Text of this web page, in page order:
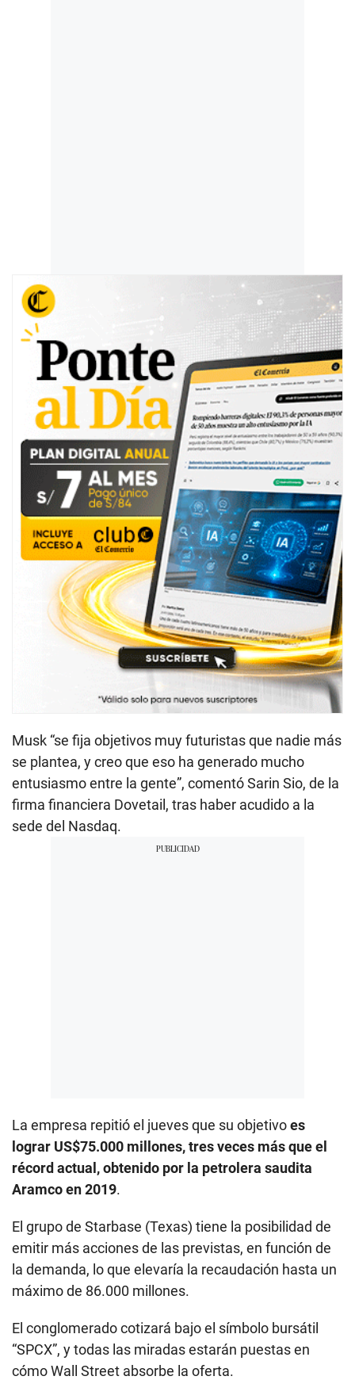
Musk “se fija objetivos muy futuristas que nadie más
se plantea, y creo que eso ha generado mucho
entusiasmo entre la gente”, comentó Sarin Sio, de la
firma financiera Dovetail, tras haber acudido a la
sede del Nasdaq.
La empresa repitió el jueves que su objetivoes
lograr US$75.000 millones, tres veces más que el
récord actual, obtenido por la petrolera saudita
Aramco en 2019.
El grupo de Starbase (Texas) tiene la posibilidad de
emitir más acciones de las previstas, en función de
la demanda, lo que elevaría la recaudación hasta un
máximo de 86.000 millones.
El conglomerado cotizará bajo el símbolo bursátil
“SPCX”, y todas las miradas estarán puestas en
cómo Wall Street absorbe la oferta.